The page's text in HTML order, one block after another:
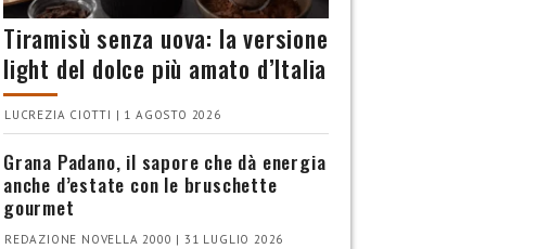
Tiramisù senza uova: la versione
light del dolce più amato d’Italia
LUCREZIA CIOTTI | 1 AGOSTO 2026
Grana Padano, il sapore che dà energia
anche d’estate con le bruschette
gourmet
REDAZIONE NOVELLA 2000 | 31 LUGLIO 2026